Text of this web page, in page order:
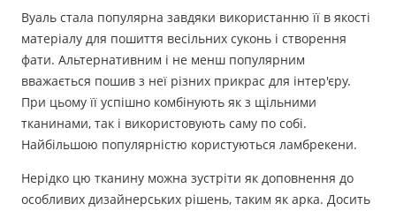
Вуаль стала популярна завдяки використанню її в якості
матеріалу для пошиття весільних суконь і створення
фати. Альтернативним і не менш популярним
вважається пошив з неї різних прикрас для інтер'єру.
При цьому її успішно комбінують як з щільними
тканинами, так і використовують саму по собі.
Найбільшою популярністю користуються ламбрекени.
Нерідко цю тканину можна зустріти як доповнення до
особливих дизайнерських рішень, таким як арка. Досить